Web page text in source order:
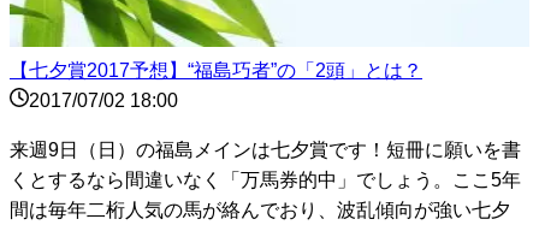
【七夕賞2017予想】“福島巧者”の「2頭」とは？
2017/07/02 18:00
来週9日（日）の福島メインは七夕賞です！短冊に願いを書
くとするなら間違いなく「万馬券的中」でしょう。ここ5年
間は毎年二桁人気の馬が絡んでおり、波乱傾向が強い七夕